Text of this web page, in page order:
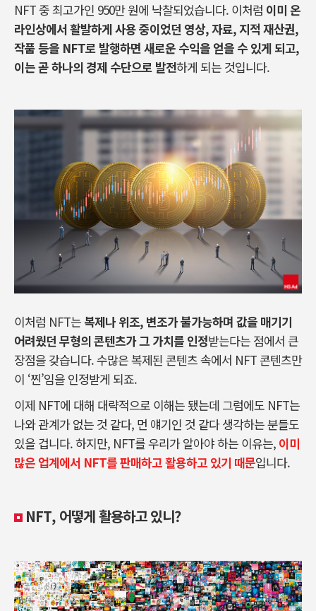
NFT 중 최고가인 950만 원에 낙찰되었습니다. 이처럼 이미 온
라인상에서 활발하게 사용 중이었던 영상, 자료, 지적 재산권,
작품 등을 NFT로 발행하면 새로운 수익을 얻을 수 있게 되고,
이는 곧 하나의 경제 수단으로 발전하게 되는 것입니다.
이처럼 NFT는 복제나 위조, 변조가 불가능하며 값을 매기기
어려웠던 무형의 콘텐츠가 그 가치를 인정받는다는 점에서 큰
장점을 갖습니다. 수많은 복제된 콘텐츠 속에서 NFT 콘텐츠만
이 ‘찐’임을 인정받게 되죠.
이제 NFT에 대해 대략적으로 이해는 됐는데 그럼에도 NFT는
나와 관계가 없는 것 같다, 먼 얘기인 것 같다 생각하는 분들도
있을 겁니다. 하지만, NFT를 우리가 알아야 하는 이유는, 이미
많은 업계에서 NFT를 판매하고 활용하고 있기 때문입니다.
NFT, 어떻게 활용하고 있니?